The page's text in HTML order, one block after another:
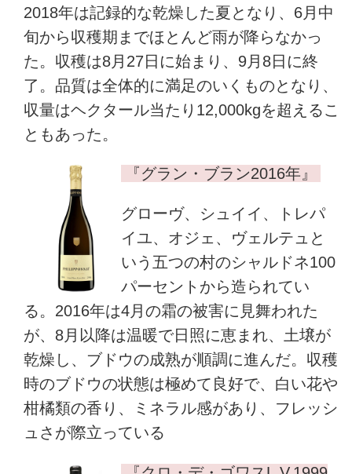
2018年は記録的な乾燥した夏となり、6月中
旬から収穫期までほとんど雨が降らなかっ
た。収穫は8月27日に始まり、9月8日に終
了。品質は全体的に満足のいくものとなり、
収量はヘクタール当たり12,000kgを超えるこ
ともあった。
『グラン・ブラン2016年』
グローヴ、シュイイ、トレパ
イユ、オジェ、ヴェルテュと
いう五つの村のシャルドネ100
パーセントから造られてい
る。2016年は4月の霜の被害に見舞われた
が、8月以降は温暖で日照に恵まれ、土壌が
乾燥し、ブドウの成熟が順調に進んだ。収穫
時のブドウの状態は極めて良好で、白い花や
柑橘類の香り、ミネラル感があり、フレッシ
ュさが際立っている